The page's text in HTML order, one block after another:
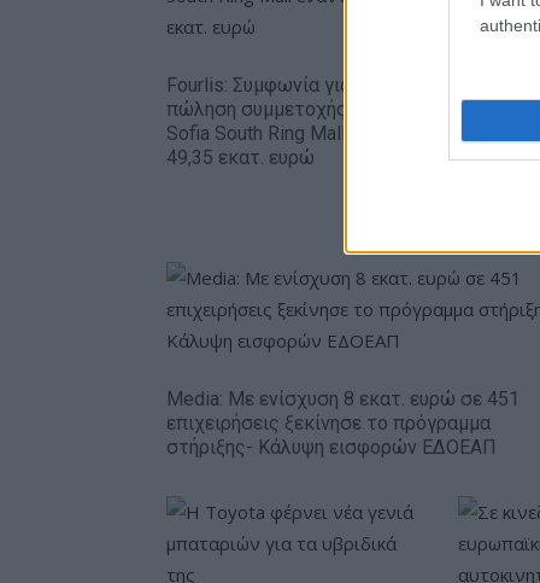
Fourlis: Συμφωνία για την
πώληση συμμετοχής στο
Sofia South Ring Mall έναντι
49,35 εκατ. ευρώ
Β.Σ.
εκατ.
κερδών
Media: Με ενίσχυση 8 εκατ. ευρώ σε 451
επιχειρήσεις ξεκίνησε το πρόγραμμα
στήριξης- Κάλυψη εισφορών ΕΔΟΕΑΠ